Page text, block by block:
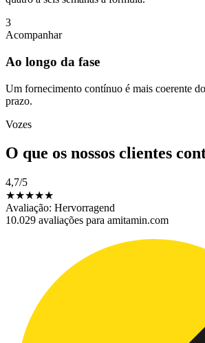
3
Acompanhar
Ao longo da fase
Um fornecimento contínuo é mais coerente
prazo.
Vozes
O que os nossos clientes
4,7/5
★★★★★
Avaliação: Hervorragend
10.029 avaliações para amitamin.com